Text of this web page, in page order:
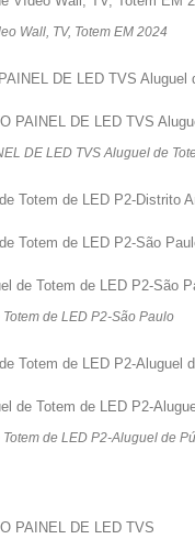
Wall, TV, Totem EM 2024
DE LED TVS Aluguel
DE LED TVS Aluguel de
Totem de LED P2-Distrito
Totem de LED P2-São
de LED P2-São Paulo
Totem de LED P2-Aluguel
de LED P2-Aluguel de